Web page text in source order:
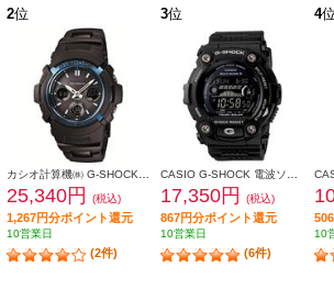
2位
25,340円 (税込)
1,267円分ポイント還元
10営業日
(2件)
3位
17,350円 (税込)
867円分ポイント還元
10営業日
(6件)
4
10